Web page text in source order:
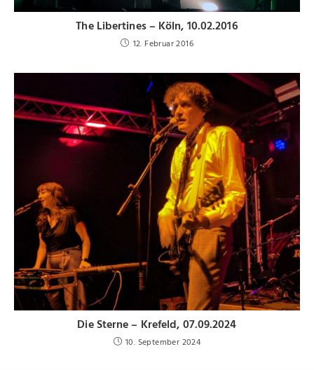
The Libertines – Köln, 10.02.2016
12. Februar 2016
Die Sterne – Krefeld, 07.09.2024
10. September 2024